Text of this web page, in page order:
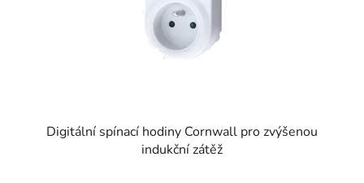
Digitální spínací hodiny Cornwall pro zvýšenou
indukční zátěž